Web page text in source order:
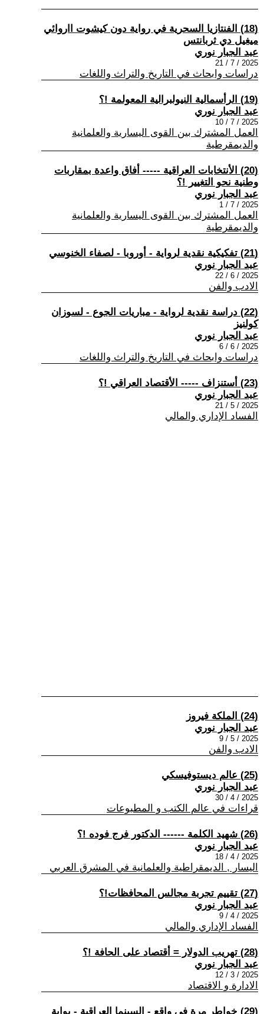
(18) الفنتازيا السحرية في رواية دون كيشوت ااروائي
ميغيل دي ثربانتس
عبد الجبار نوري
2025 / 7 / 21
دراسات وابحاث في التاريخ والتراث واللغات
(19) الرأسمالية النيولبرالية المعولمة !؟
عبد الجبار نوري
2025 / 7 / 10
العمل المشترك بين القوى اليسارية والعلمانية
والديمقرطية
(20) الأنتخابات العراقية ----- أفاق واعدة بمقاربات
وطنية نحو التغيير !؟
عبد الجبار نوري
2025 / 7 / 1
العمل المشترك بين القوى اليسارية والعلمانية
والديمقرطية
(21) تفكيكية نقدية لرواية - أوروبا - لصفاء الخنوسي
عبد الجبار نوري
2025 / 6 / 22
الادب والفن
(22) دراسة نقدية لرواية - مباريات الجوع - لسوزان
كولنيز
عبد الجبار نوري
2025 / 6 / 6
دراسات وابحاث في التاريخ والتراث واللغات
(23) أستنزاف ----- الأقتصاد العراقي !؟
عبد الجبار نوري
2025 / 5 / 21
الفساد الإداري والمالي
(24) الملكة فيروز
عبد الجبار نوري
2025 / 5 / 9
الادب والفن
(25) عالم ديستوفيسكي
عبد الجبار نوري
2025 / 4 / 30
قراءات في عالم الكتب و المطبوعات
(26) شهيد الكلمة ------ الدكتور فرج فوده !؟
عبد الجبار نوري
2025 / 4 / 18
اليسار , الديمقراطية والعلمانية في المشرق العربي
(27) تقييم تجربة مجالس المحافظات!؟
عبد الجبار نوري
2025 / 4 / 9
الفساد الإداري والمالي
(28) تهريب الدولار = أقتصاد على الحافة !؟
عبد الجبار نوري
2025 / 3 / 12
الادارة و الاقتصاد
(29) خواطر مرة في واقع - السينما العراقية - بوابة